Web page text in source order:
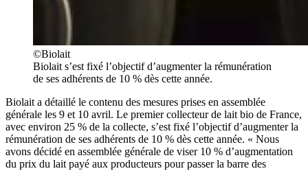
©Biolait
Biolait s’est fixé l’objectif d’augmenter la rémunération
de ses adhérents de 10 % dès cette année.
Biolait a détaillé le contenu des mesures prises en assemblée
générale les 9 et 10 avril. Le premier collecteur de lait bio de France,
avec environ 25 % de la collecte, s’est fixé l’objectif d’augmenter la
rémunération de ses adhérents de 10 % dès cette année. « Nous
avons décidé en assemblée générale de viser 10 % d’augmentation
du prix du lait payé aux producteurs pour passer la barre des